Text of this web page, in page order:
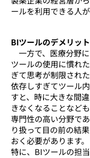
ールを利用できる人
BIツールのデメリット
一方で、医療分野
ツールの使用に慣れ
ぎて思考が制限され
依存しすぎてツール
すと、時に大きな間
きなくなることなど
専門性の高い分野で
り扱って目の前の結
おく必要があります。
特に、BIツールの担